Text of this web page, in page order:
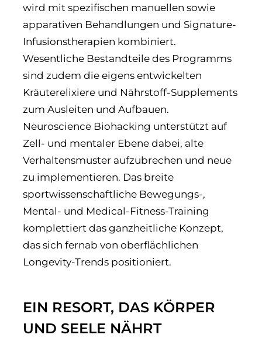
wird mit spezifischen manuellen sowie
apparativen Behandlungen und Signature-
Infusionstherapien kombiniert.
Wesentliche Bestandteile des Programms
sind zudem die eigens entwickelten
Kräuterelixiere und Nährstoff-Supplements
zum Ausleiten und Aufbauen.
Neuroscience Biohacking unterstützt auf
Zell- und mentaler Ebene dabei, alte
Verhaltensmuster aufzubrechen und neue
zu implementieren. Das breite
sportwissenschaftliche Bewegungs-,
Mental- und Medical-Fitness-Training
komplettiert das ganzheitliche Konzept,
das sich fernab von oberflächlichen
Longevity-Trends positioniert.
EIN RESORT, DAS KÖRPER
UND SEELE NÄHRT